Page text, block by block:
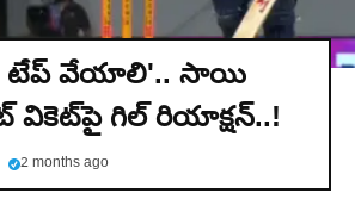
టేప్ వేయాలి'.. సాయి
వికెట్‌పై గిల్ రియాక్షన్‌..!
2 months ago